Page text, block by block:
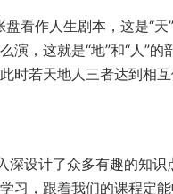
看作人生剧本，这是“
，这就是“地”和“人”的
时若天地人三者达到相
设计了众多有趣的知
习，跟着我们的课程定能